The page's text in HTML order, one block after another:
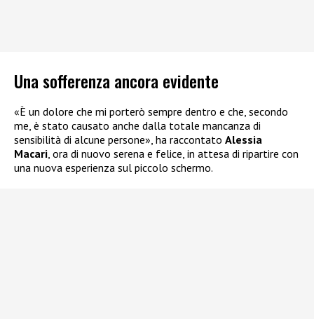
Una sofferenza ancora evidente
«È un dolore che mi porterò sempre dentro e che, secondo
me, è stato causato anche dalla totale mancanza di
sensibilità di alcune persone», ha raccontato Alessia
Macari , ora di nuovo serena e felice, in attesa di ripartire con
una nuova esperienza sul piccolo schermo.